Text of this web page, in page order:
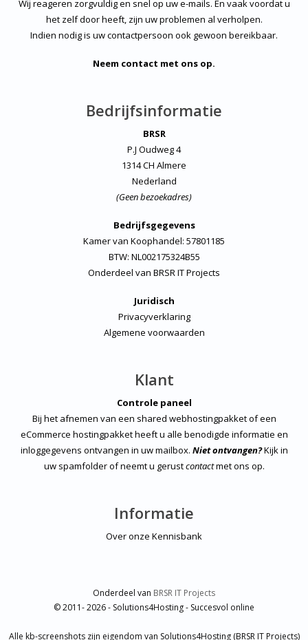
Wij reageren zorgvuldig en snel op uw e-mails. En vaak voordat u
het zelf door heeft, zijn uw problemen al verholpen.
Indien nodig is uw contactpersoon ook gewoon bereikbaar.
Neem contact met ons op.
Bedrijfsinformatie
BRSR
P.J Oudweg 4
1314 CH Almere
Nederland
(Geen bezoekadres)
Bedrijfsgegevens
Kamer van Koophandel: 57801185
BTW: NL002175324B55
Onderdeel van BRSR IT Projects
Juridisch
Privacyverklaring
Algemene voorwaarden
Klant
Controle paneel
Bij het afnemen van een shared webhostingpakket of een
eCommerce hostingpakket heeft u alle benodigde informatie en
inloggegevens ontvangen in uw mailbox. Niet ontvangen?Kijk in
uw spamfolder of neemt u gerustcontactmet ons op.
Informatie
Over onze Kennisbank
Onderdeel van BRSR IT Projects
© 2011- 2026 - Solutions4Hosting - Succesvol online
Alle kb-screenshots zijn eigendom van Solutions4Hosting (BRSR IT Projects)